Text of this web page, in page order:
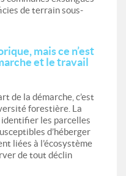
de terrain sous-
mais ce n’est
et le travail
de la démarche, c’est
forestière. La
les parcelles
d’héberger
liées à l’écosystème
de tout déclin